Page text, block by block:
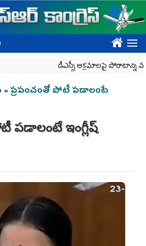
????
డీఎస్సీ అక్రమాలపై పోరాటాన్ని
» ప్రపంచంతో పోటీ పడాలంటే
పడాలంటే ఇంగ్లీష్‌